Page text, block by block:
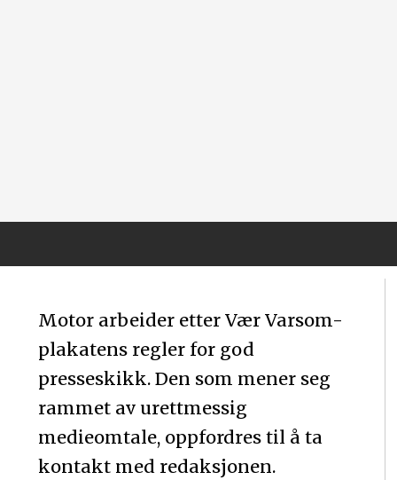
Motor arbeider etter Vær Varsom-
plakatens regler for god
presseskikk. Den som mener seg
rammet av urettmessig
medieomtale, oppfordres til å ta
kontakt med redaksjonen.